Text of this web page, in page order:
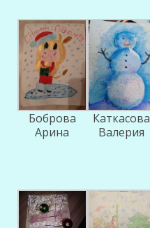
Боброва
Арина
Каткасова
Валерия